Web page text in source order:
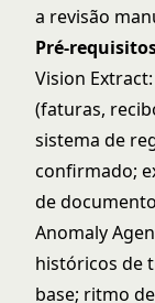
a revisão
Pré-
Vision
(faturas,
sistema de
confirmado;
de documento
Anomaly
históricos de
base; ritmo